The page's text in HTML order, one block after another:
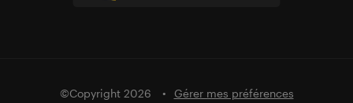
©Copyright 2026 Gérer mes préférences